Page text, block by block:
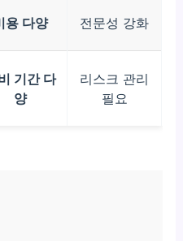
용 다양 전문성 강화
기간 다
양
리스크 관리
필요